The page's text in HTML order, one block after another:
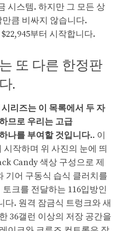
시스템. 하지만 그 모든 상
큼 비싸지 않습니다.
부터 시작합니다.
는 또 다른 한정판
.
리즈는 이 목록에서 두 자
므로 우리는 고급
나를 부여할 것입니다.. 이
시작하며 위 사진의 눈에 띄
Candy 색상 구성으로 제
기어 구동식 습식 클러치를
크를 전달하는 116입방인
다. 원격 잠금식 트렁크와 새
36갤런 이상의 저장 공간을